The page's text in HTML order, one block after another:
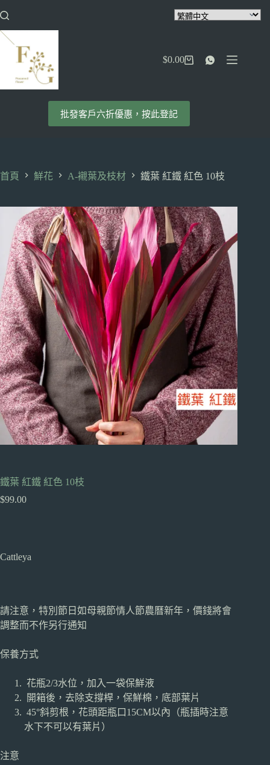
至
主
$0.00
批發客戶六折優惠，按此登記
首頁 鮮花 A-襯葉及枝材 鐵葉 紅鐵 紅色 10枝
鐵葉 紅鐵 紅色 10枝
$99.00
Cattleya
請注意，特別節日如母親節情人節農曆新年，價錢將會
調整而不作另行通知
保養方式
花瓶2/3水位，加入一袋保鮮液
開箱後，去除支撐桿，保鮮棉，底部葉片
45°斜剪根，花頭距瓶口15CM以內（瓶插時注意
水下不可以有葉片）
注意